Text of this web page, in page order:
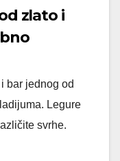
zlato i
bar jednog od
Legure
svrhe.